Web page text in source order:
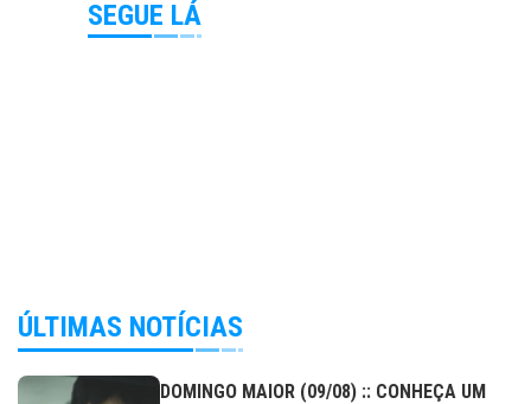
SEGUE LÁ
ÚLTIMAS NOTÍCIAS
DOMINGO MAIOR (09/08) :: CONHEÇA UM